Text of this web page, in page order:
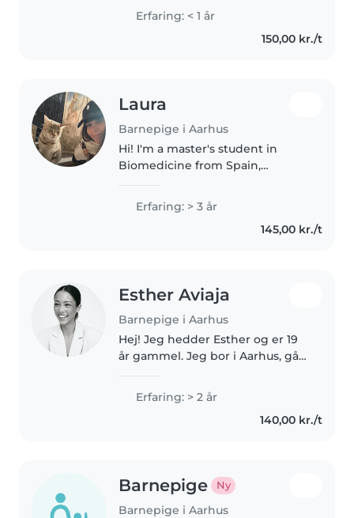
Gennem mit arbejde i
hjemmeplejen har jeg erfaring
Erfaring: < 1 år
150,00 kr./t
Laura
Barnepige i Aarhus
Hi! I'm a master's student in
Biomedicine from Spain,
Aarhus. I'm fluent in English,
conversational in French, and a
beginner in German. I have over
Erfaring: > 3 år
145,00 kr./t
Esther Aviaja
Barnepige i Aarhus
Hej! Jeg hedder Esther og er 19
år gammel. Jeg bor i Aarhus, går
arbejder på en restaurant på
Aarhus Ø. Jeg elsker børn af hele
Erfaring: > 2 år
140,00 kr./t
Barnepige Ny
Barnepige i Aarhus